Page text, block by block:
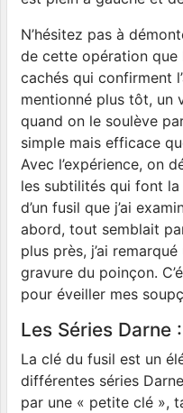
N’hésitez pas à
de cette opération que
cachés qui confirment
mentionné plus tôt, un
quand on le soulève
simple mais efficace
Avec l’expérience, on
les subtilités qui font
d’un fusil que j’ai
abord, tout semblait
plus près, j’ai
gravure du poinçon.
pour éveiller mes
Les Séries Darne
La clé du fusil est un
différentes séries
par une « petite clé »,